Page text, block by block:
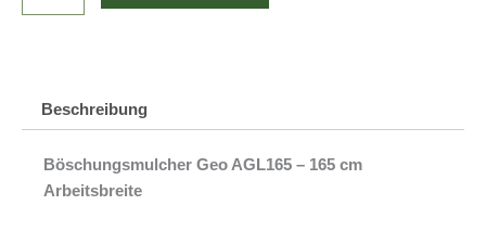
Beschreibung
Böschungsmulcher Geo AGL165 – 165 cm
Arbeitsbreite